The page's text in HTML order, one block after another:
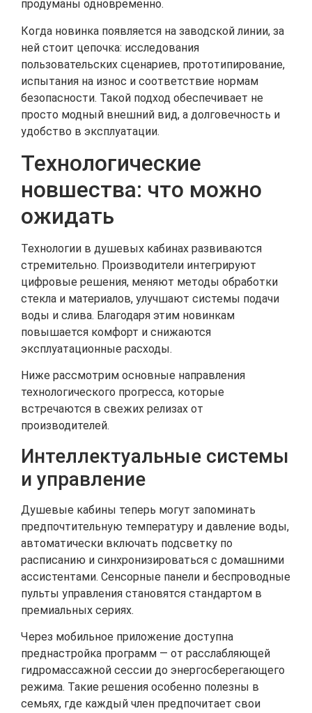
продуманы одновременно.
Когда новинка появляется на заводской линии, за
ней стоит цепочка: исследования
пользовательских сценариев, прототипирование,
испытания на износ и соответствие нормам
безопасности. Такой подход обеспечивает не
просто модный внешний вид, а долговечность и
удобство в эксплуатации.
Технологические
новшества: что можно
ожидать
Технологии в душевых кабинах развиваются
стремительно. Производители интегрируют
цифровые решения, меняют методы обработки
стекла и материалов, улучшают системы подачи
воды и слива. Благодаря этим новинкам
повышается комфорт и снижаются
эксплуатационные расходы.
Ниже рассмотрим основные направления
технологического прогресса, которые
встречаются в свежих релизах от
производителей.
Интеллектуальные системы
и управление
Душевые кабины теперь могут запоминать
предпочтительную температуру и давление воды,
автоматически включать подсветку по
расписанию и синхронизироваться с домашними
ассистентами. Сенсорные панели и беспроводные
пульты управления становятся стандартом в
премиальных сериях.
Через мобильное приложение доступна
преднастройка программ — от расслабляющей
гидромассажной сессии до энергосберегающего
режима. Такие решения особенно полезны в
семьях, где каждый член предпочитает свои